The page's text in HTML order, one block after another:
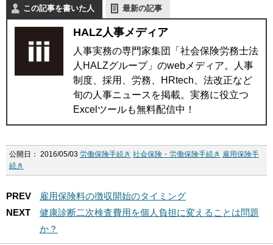
この記事を書いた人 最新の記事
HALZ人事メディア
人事実務の専門家集団「社会保険労務士法
人HALZグループ」のwebメディア。人事
制度、採用、労務、HRtech、法改正など
旬の人事ニュースを掲載。実務に役立つ
Excelツールも無料配信中！
公開日： 2016/05/03 労働保険手続き 社会保険・労働保険手続き 雇用保険手
続き
PREV
雇用保険料の徴収開始のタイミング
NEXT
健康診断二次検査費用を個人負担に変えることは問題
か？